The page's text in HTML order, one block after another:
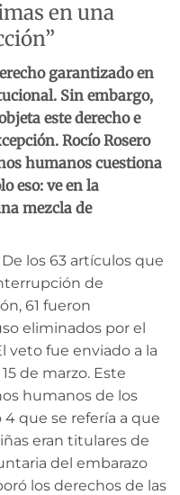
en una
garantizado en
Sin embargo,
este derecho e
Rocío Rosero
humanos cuestiona
eso: ve en la
mezcla de
los 63 artículos que
de
61 fueron
eliminados por el
veto fue enviado a la
de marzo. Este
humanos de los
que se refería a que
eran titulares de
del embarazo
los derechos de las